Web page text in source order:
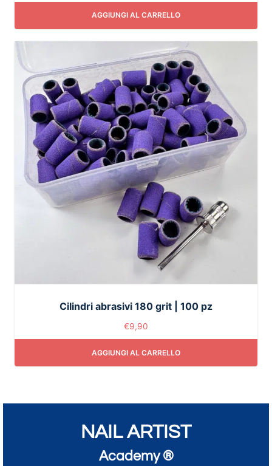
AGGIUNGI AL CARRELLO
Cilindri abrasivi 180 grit | 100 pz
€9,90
AGGIUNGI AL CARRELLO
NAIL ARTIST
Academy ®